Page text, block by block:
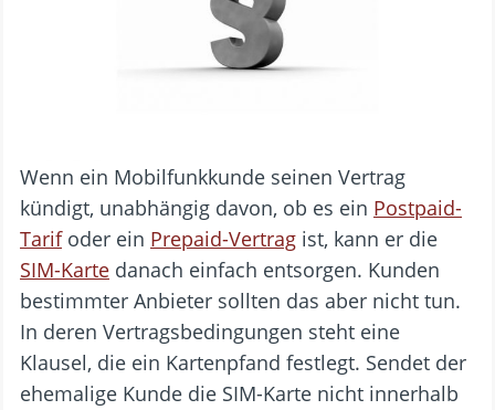
Wenn ein Mobilfunkkunde seinen Vertrag
kündigt, unabhängig davon, ob es ein Postpaid-
Tarifoder ein Prepaid-Vertrag ist, kann er die
SIM-Karte danach einfach entsorgen. Kunden
bestimmter Anbieter sollten das aber nicht tun.
In deren Vertragsbedingungen steht eine
Klausel, die ein Kartenpfand festlegt. Sendet der
ehemalige Kunde die SIM-Karte nicht innerhalb